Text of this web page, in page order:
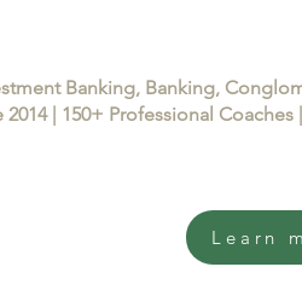
Banking, Banking,
| 150+ Professional
Learn